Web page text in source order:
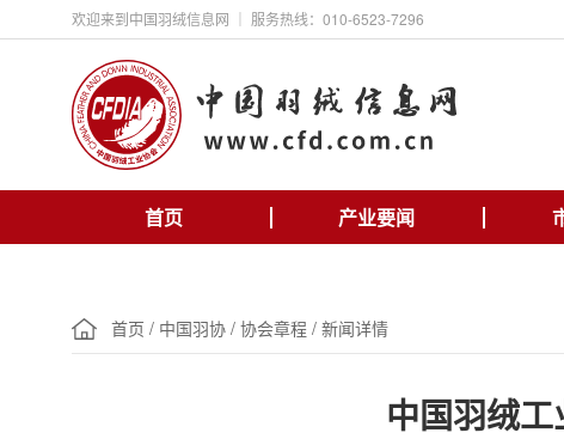
欢迎来到中国羽绒信息网 ｜ 服务热线：010-6523-7296
首页 产业要闻
首页 / 中国羽协 / 协会章程 / 新闻详情
中国羽绒